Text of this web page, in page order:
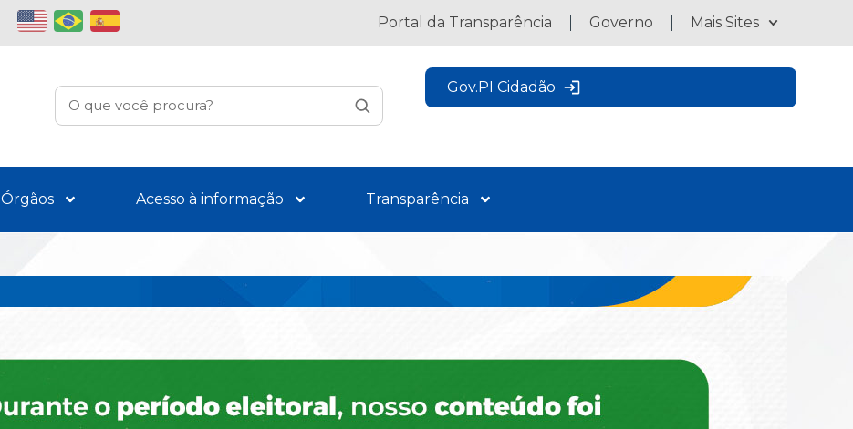
Portal da Transparência Governo Mais Sites
Gov.PI Cidadão
Órgãos Acesso à informação Transparência